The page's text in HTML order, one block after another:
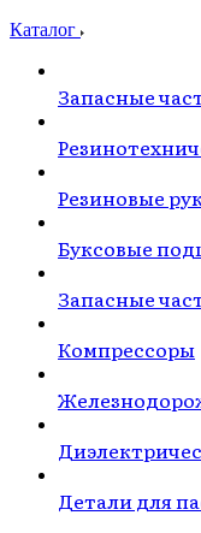
Каталог
Запасные
Резиновые
Буксовые
Запасные
Компрессоры
Детали для